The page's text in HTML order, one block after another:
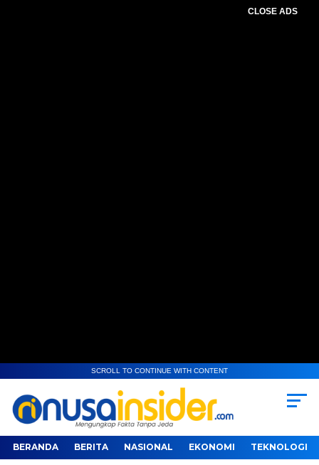
CLOSE ADS
SCROLL TO CONTINUE WITH CONTENT
BERANDA BERITA NASIONAL EKONOMI TEKNOLOGI